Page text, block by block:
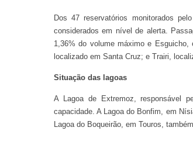
Dos 47 reservatórios monitorados
considerados em nível de alerta.
1,36% do volume máximo e
localizado em Santa Cruz; e Trairi,
Situação das lagoas
A Lagoa de Extremoz, responsável
capacidade. A Lagoa do Bonfim, em
Lagoa do Boqueirão, em Touros,